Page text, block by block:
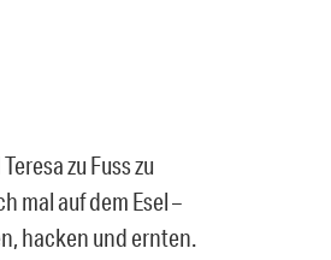
zu Fuss zu
mal auf dem Esel –
hacken und ernten.